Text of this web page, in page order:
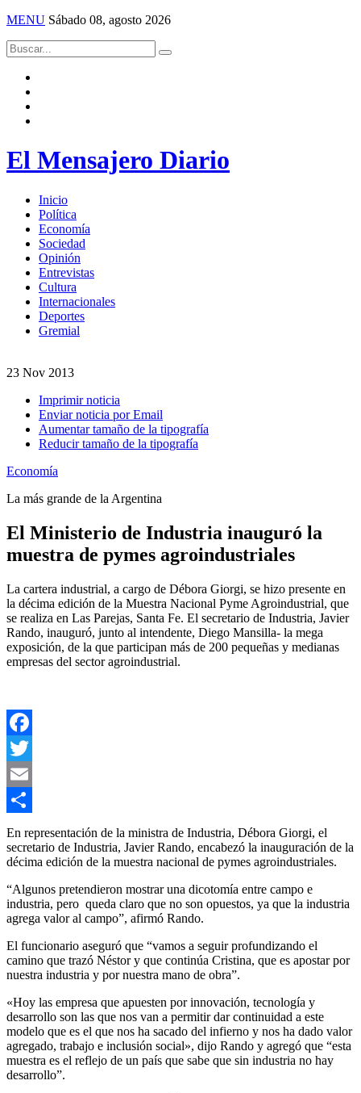
MENU Sábado 08, agosto 2026
El Mensajero Diario
Inicio
Política
Economía
Sociedad
Opinión
Entrevistas
Cultura
Internacionales
Deportes
Gremial
23 Nov 2013
Imprimir noticia
Enviar noticia por Email
Aumentar tamaño de la tipografía
Reducir tamaño de la tipografía
Economía
La más grande de la Argentina
El Ministerio de Industria inauguró la
muestra de pymes agroindustriales
La cartera industrial, a cargo de Débora Giorgi, se hizo presente en
la décima edición de la Muestra Nacional Pyme Agroindustrial, que
se realiza en Las Parejas, Santa Fe. El secretario de Industria, Javier
Rando, inauguró, junto al intendente, Diego Mansilla- la mega
exposición, de la que participan más de 200 pequeñas y medianas
empresas del sector agroindustrial.
Facebook
Twitter
Email
Compartir
En representación de la ministra de Industria, Débora Giorgi, el
secretario de Industria, Javier Rando, encabezó la inauguración de la
décima edición de la muestra nacional de pymes agroindustriales.
“Algunos pretendieron mostrar una dicotomía entre campo e
industria, pero queda claro que no son opuestos, ya que la industria
agrega valor al campo”, afirmó Rando.
El funcionario aseguró que “vamos a seguir profundizando el
camino que trazó Néstor y que continúa Cristina, que es apostar por
nuestra industria y por nuestra mano de obra”.
«Hoy las empresa que apuesten por innovación, tecnología y
desarrollo son las que nos van a permitir dar continuidad a este
modelo que es el que nos ha sacado del infierno y nos ha dado valor
agregado, trabajo e inclusión social», dijo Rando y agregó que “esta
muestra es el reflejo de un país que sabe que sin industria no hay
desarrollo”.